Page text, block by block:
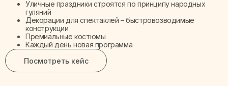
Уличные праздники строятся по принципу народных
гуляний
Декорации для спектаклей – быстровозводимые
конструкции
Премиальные костюмы
Каждый день новая программа
Посмотреть кейс